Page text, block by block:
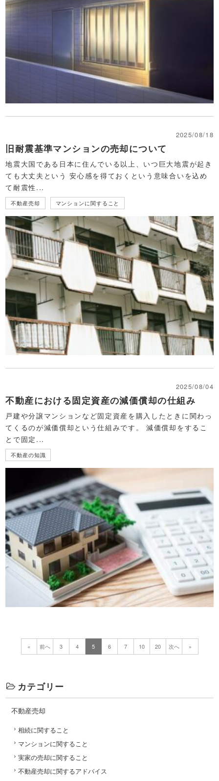
2025/08/18
旧耐震基準マンションの売却について
地震大国である日本に住んでいる以上、いつ巨大地震が起き
ても大丈夫という 安心感を得ておくという意味合いを込め
て耐震性...
不動産売却 マンションに関すること
2025/08/04
不動産における固定資産の減価償却の仕組み
戸建や分譲マンションなど固定資産を購入したときに関わっ
てくるのが減価償却という仕組みです。 減価償却をするこ
とで固定...
不動産の知識
« 前へ 3 4 5 6 7 10 20 次へ »
カテゴリー
不動産売却
相続に関すること
マンションに関すること
実家の売却に関すること
不動産売却に関するアドバイス